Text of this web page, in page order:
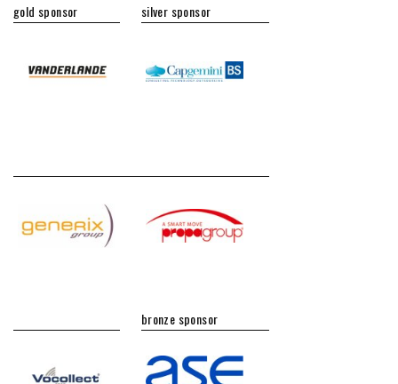
gold sponsor silver sponsor
bronze sponsor